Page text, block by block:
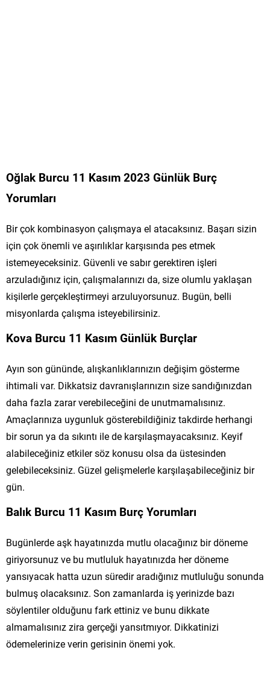
Oğlak Burcu 11 Kasım 2023 Günlük Burç
Yorumları
Bir çok kombinasyon çalışmaya el atacaksınız. Başarı sizin
için çok önemli ve aşırılıklar karşısında pes etmek
istemeyeceksiniz. Güvenli ve sabır gerektiren işleri
arzuladığınız için, çalışmalarınızı da, size olumlu yaklaşan
kişilerle gerçekleştirmeyi arzuluyorsunuz. Bugün, belli
misyonlarda çalışma isteyebilirsiniz.
Kova Burcu 11 Kasım Günlük Burçlar
Ayın son gününde, alışkanlıklarınızın değişim gösterme
ihtimali var. Dikkatsiz davranışlarınızın size sandığınızdan
daha fazla zarar verebileceğini de unutmamalısınız.
Amaçlarınıza uygunluk gösterebildiğiniz takdirde herhangi
bir sorun ya da sıkıntı ile de karşılaşmayacaksınız. Keyif
alabileceğiniz etkiler söz konusu olsa da üstesinden
gelebileceksiniz. Güzel gelişmelerle karşılaşabileceğiniz bir
gün.
Balık Burcu 11 Kasım Burç Yorumları
Bugünlerde aşk hayatınızda mutlu olacağınız bir döneme
giriyorsunuz ve bu mutluluk hayatınızda her döneme
yansıyacak hatta uzun süredir aradığınız mutluluğu sonunda
bulmuş olacaksınız. Son zamanlarda iş yerinizde bazı
söylentiler olduğunu fark ettiniz ve bunu dikkate
almamalısınız zira gerçeği yansıtmıyor. Dikkatinizi
ödemelerinize verin gerisinin önemi yok.